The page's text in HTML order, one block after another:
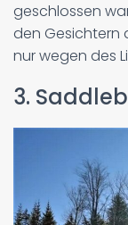
geschlossen
den Gesichtern
nur wegen des
3.